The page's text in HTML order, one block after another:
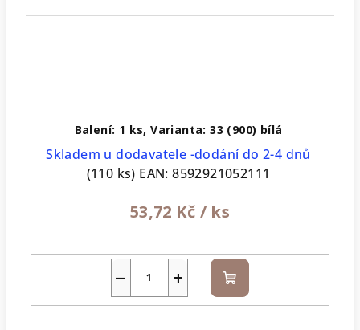
Balení: 1 ks, Varianta: 33 (900) bílá
Skladem u dodavatele -dodání do 2-4 dnů
(110 ks) EAN: 8592921052111
53,72 Kč / ks
+
− Do
košíku